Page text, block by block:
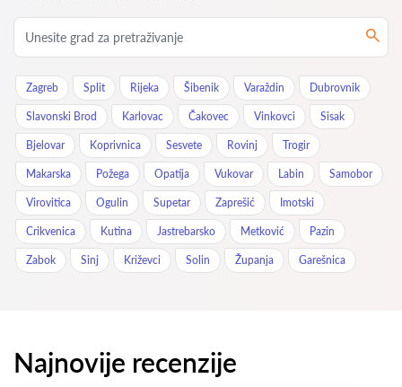
Zagreb Split Rijeka Šibenik Varaždin Dubrovnik
Slavonski Brod Karlovac Čakovec Vinkovci Sisak
Bjelovar Koprivnica Sesvete Rovinj Trogir
Makarska Požega Opatija Vukovar Labin Samobor
Virovitica Ogulin Supetar Zaprešić Imotski
Crikvenica Kutina Jastrebarsko Metković Pazin
Zabok Sinj Križevci Solin Županja Garešnica
Najnovije recenzije